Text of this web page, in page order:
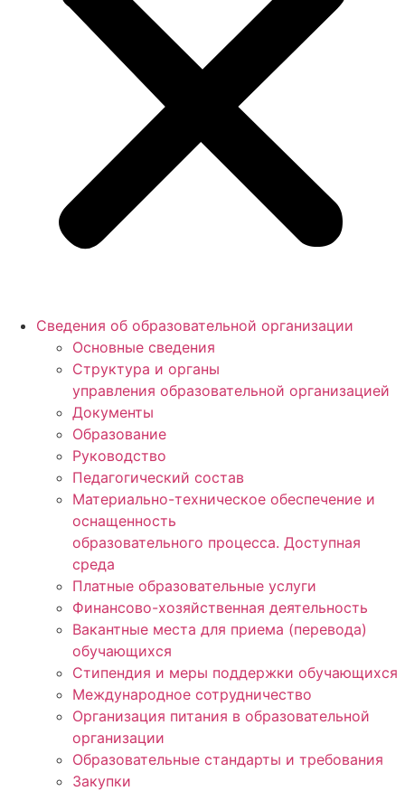
Сведения об образовательной организации
Основные сведения
Структура и органы
управления образовательной организацией
Документы
Образование
Руководство
Педагогический состав
Материально-техническое обеспечение и
оснащенность
образовательного процесса. Доступная
среда
Платные образовательные услуги
Финансово-хозяйственная деятельность
Вакантные места для приема (перевода)
обучающихся
Стипендия и меры поддержки обучающихся
Международное сотрудничество
Организация питания в образовательной
организации
Образовательные стандарты и требования
Закупки